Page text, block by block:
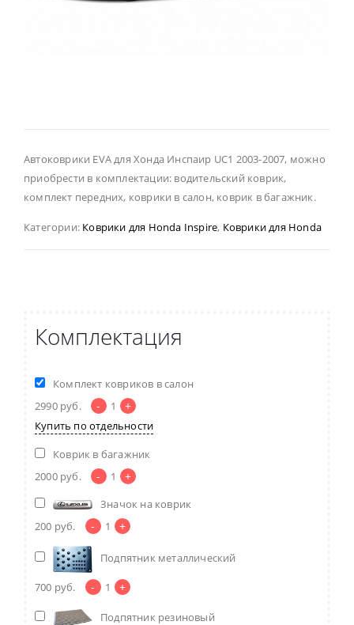
Автоковрики EVA для Хонда Инспаир UC1 2003-2007, можно
приобрести в комплектации: водительский коврик,
комплект передних, коврики в салон, коврик в багажник.
Категории: Коврики для Honda Inspire, Коврики для Honda
Комплектация
Комплект ковриков в салон
2990 руб. - 1 +
Купить по отдельности
Коврик в багажник
2000 руб. - 1 +
Значок на коврик
200 руб. - 1 +
Подпятник металлический
700 руб. - 1 +
Подпятник резиновый